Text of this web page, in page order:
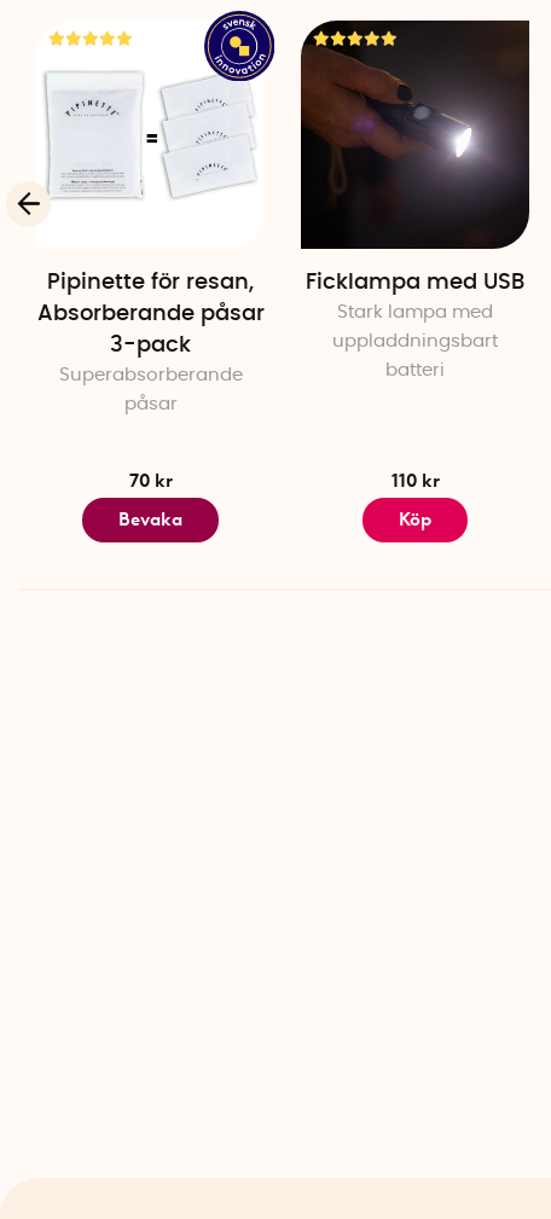
Pipinette för resan,
Absorberande påsar
3-pack
Superabsorberande
påsar
70 kr
Bevaka
Ficklampa med USB
Stark lampa med
uppladdningsbart
batteri
110 kr
Köp